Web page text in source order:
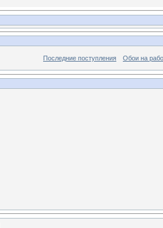
Последние поступления Обои на